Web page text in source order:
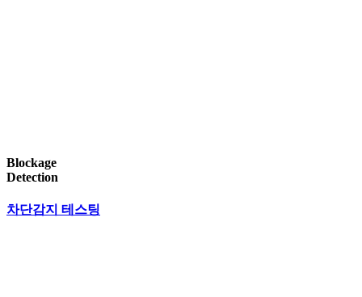
Blockage
Detection
차단감지 테스팅